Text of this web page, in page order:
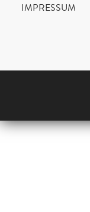
IMPRESSUM